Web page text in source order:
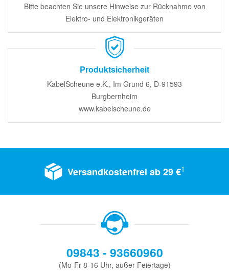
Bitte beachten Sie unsere Hinweise zur Rücknahme von
Elektro- und Elektronikgeräten
Produktsicherheit
KabelScheune e.K., Im Grund 6, D-91593
Burgbernheim
www.kabelscheune.de
Versandkostenfrei ab 29 €1
09843 - 93660960
(Mo-Fr 8-16 Uhr, außer Feiertage)